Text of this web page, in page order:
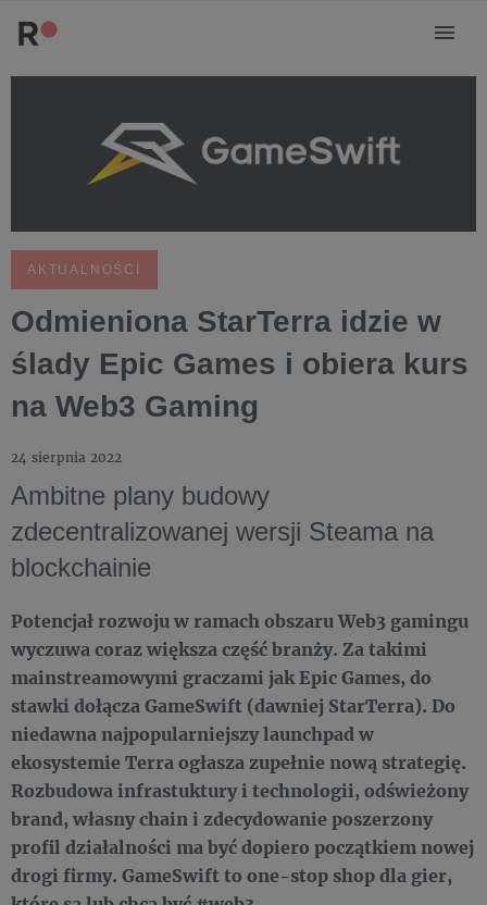
AKTUALNOŚCI
Odmieniona StarTerra idzie w
ślady Epic Games i obiera kurs
na Web3 Gaming
24 sierpnia 2022
Ambitne plany budowy
zdecentralizowanej wersji Steama na
blockchainie
Potencjał rozwoju w ramach obszaru Web3 gamingu
wyczuwa coraz większa część branży. Za takimi
mainstreamowymi graczami jak Epic Games, do
stawki dołącza GameSwift (dawniej StarTerra). Do
niedawna najpopularniejszy launchpad w
ekosystemie Terra ogłasza zupełnie nową strategię.
Rozbudowa infrastuktury i technologii, odświeżony
brand, własny chain i zdecydowanie poszerzony
profil działalności ma być dopiero początkiem nowej
drogi firmy. GameSwift to one-stop shop dla gier,